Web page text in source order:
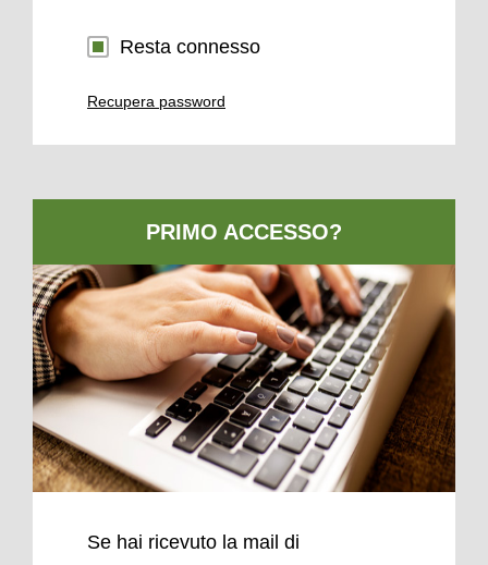
Resta connesso
Recupera password
Se hai ricevuto la mail di